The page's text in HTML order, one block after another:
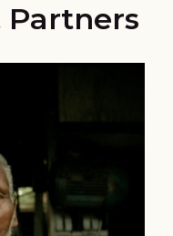
Partners